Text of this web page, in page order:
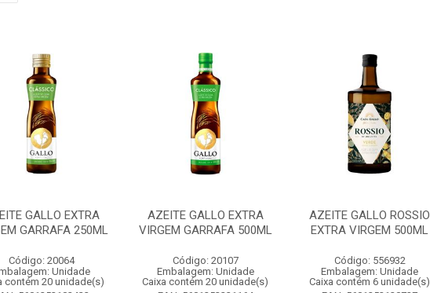
GALLO EXTRA
GARRAFA 250ML
Código: 20064
Unidade
contém 20 unidade(s)
AZEITE GALLO EXTRA
VIRGEM GARRAFA 500ML
Código: 20107
Embalagem: Unidade
Caixa contém 20 unidade(s)
AZEITE GALLO ROSSIO
EXTRA VIRGEM 500ML
Código: 556932
Embalagem: Unidade
Caixa contém 6 unidade(s)